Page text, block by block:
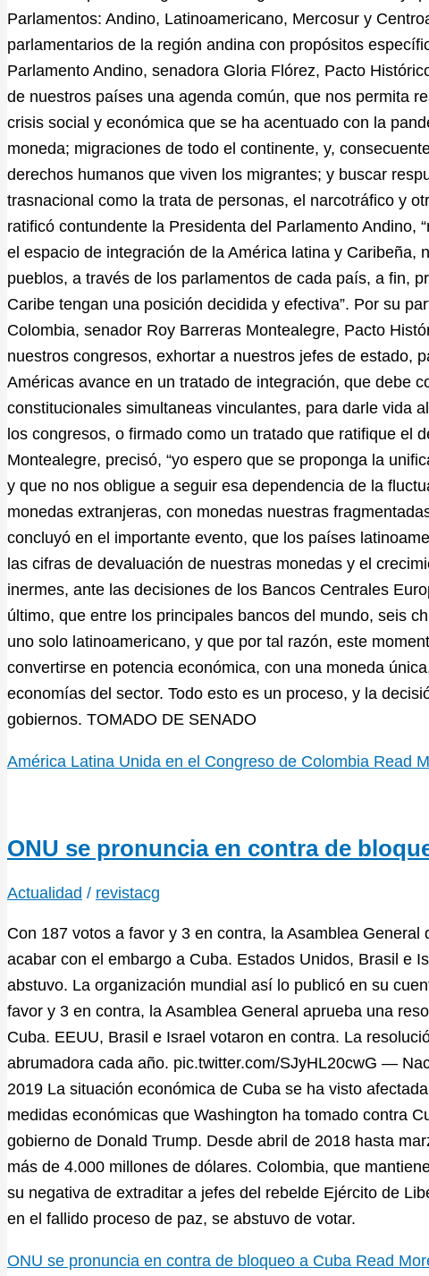
Parlamentos: Andino, Latinoamericano, Mercosur y
parlamentarios de la región andina con propósitos
Parlamento Andino, senadora Gloria Flórez, Pacto
de nuestros países una agenda común, que nos permita
crisis social y económica que se ha acentuado con la
moneda; migraciones de todo el continente, y,
derechos humanos que viven los migrantes; y buscar
trasnacional como la trata de personas, el narcotráfico y
ratificó contundente la Presidenta del Parlamento Andino,
el espacio de integración de la América latina y Caribeña,
pueblos, a través de los parlamentos de cada país, a fin,
Caribe tengan una posición decidida y efectiva”. Por su
Colombia, senador Roy Barreras Montealegre, Pacto
nuestros congresos, exhortar a nuestros jefes de estado,
Américas avance en un tratado de integración, que debe
constitucionales simultaneas vinculantes, para darle vida
los congresos, o firmado como un tratado que ratifique el
Montealegre, precisó, “yo espero que se proponga la
y que no nos obligue a seguir esa dependencia de la
monedas extranjeras, con monedas nuestras
concluyó en el importante evento, que los países
las cifras de devaluación de nuestras monedas y el
inermes, ante las decisiones de los Bancos Centrales
último, que entre los principales bancos del mundo, seis
uno solo latinoamericano, y que por tal razón, este
convertirse en potencia económica, con una moneda
economías del sector. Todo esto es un proceso, y la
gobiernos. TOMADO DE SENADO
América Latina Unida en el Congreso de Colombia Read
ONU se pronuncia en contra de
Actualidad / revistacg
Con 187 votos a favor y 3 en contra, la Asamblea
acabar con el embargo a Cuba. Estados Unidos, Brasil e
abstuvo. La organización mundial así lo publicó en su
favor y 3 en contra, la Asamblea General aprueba una
Cuba. EEUU, Brasil e Israel votaron en contra. La
abrumadora cada año. pic.twitter.com/SJyHL20cwG —
2019 La situación económica de Cuba se ha visto
medidas económicas que Washington ha tomado contra
gobierno de Donald Trump. Desde abril de 2018 hasta
más de 4.000 millones de dólares. Colombia, que
su negativa de extraditar a jefes del rebelde Ejército de
en el fallido proceso de paz, se abstuvo de votar.
ONU se pronuncia en contra de bloqueo a Cuba Read